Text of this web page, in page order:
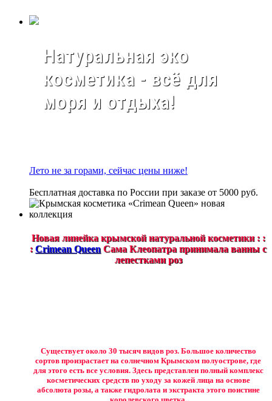
Натуральная эко
косметика - всё для
моря и отдыха!
Лето не за горами, сейчас цены ниже!
Бесплатная доставка по России при заказе от 5000 руб.
Новая линейка крымской натуральной косметики : :
: Crimean Queen Сама Клеопатра принимала ванны с
лепестками роз
Существует около 30 тысяч видов роз. Большое количество
сортов произрастает на солнечном Крымском полуострове, где
для этого есть все условия. Здесь представлен полный комплекс
косметических средств по уходу за кожей лица на основе
абсолюта розы, а также гидролата и экстракта этого поистине